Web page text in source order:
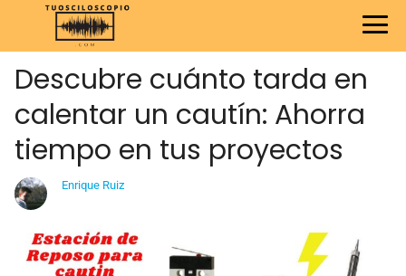
Descubre cuánto tarda en
calentar un cautín: Ahorra
tiempo en tus proyectos
Enrique Ruiz